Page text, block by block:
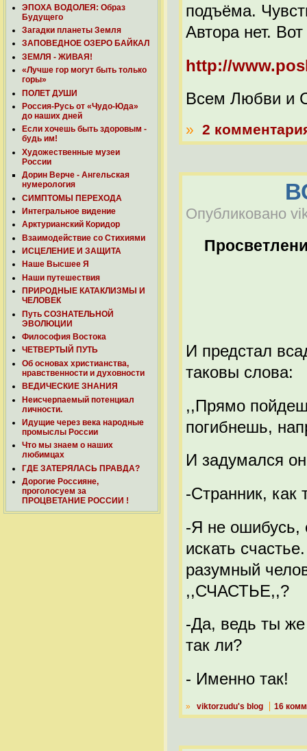
ЭПОХА ВОДОЛЕЯ: Образ
Будущего
Загадки планеты Земля
ЗАПОВЕДНОЕ ОЗЕРО БАЙКАЛ
ЗЕМЛЯ - ЖИВАЯ!
«Лучше гор могут быть только
горы»
ПОЛЕТ ДУШИ
Россия-Русь от «Чудо-Юда»
до наших дней
Если хочешь быть здоровым -
будь им!
Художественные музеи
России
Дорин Верче - Ангельская
нумерология
СИМПТОМЫ ПЕРЕХОДА
Интегральное видение
Арктурианский Коридор
Взаимодействие со Стихиями
ИСЦЕЛЕНИЕ И ЗАЩИТА
Наше Высшее Я
Наши путешествия
ПРИРОДНЫЕ КАТАКЛИЗМЫ И
ЧЕЛОВЕК
Путь СОЗНАТЕЛЬНОЙ
ЭВОЛЮЦИИ
Философия Востока
ЧЕТВЕРТЫЙ ПУТЬ
Об основах христианства,
нравственности и духовности
ВЕДИЧЕСКИЕ ЗНАНИЯ
Неисчерпаемый потенциал
личности.
Идущие через века народные
промыслы России
Что мы знаем о наших
любимцах
ГДЕ ЗАТЕРЯЛАСЬ ПРАВДА?
Дорогие Россияне,
проголосуем за
ПРОЦВЕТАНИЕ РОССИИ !
подъёма.
Автора нет.
http://
Всем Любви и
» 2
Опубликовано
И предстал
таковы слова:
,,Прямо
погибнешь,
И задумался
-Странник, как
-Я не ошибусь,
искать
разумный
,,СЧАСТЬЕ,,?
-Да, ведь ты же
так ли?
- Именно так!
» viktorzudu's blog 16